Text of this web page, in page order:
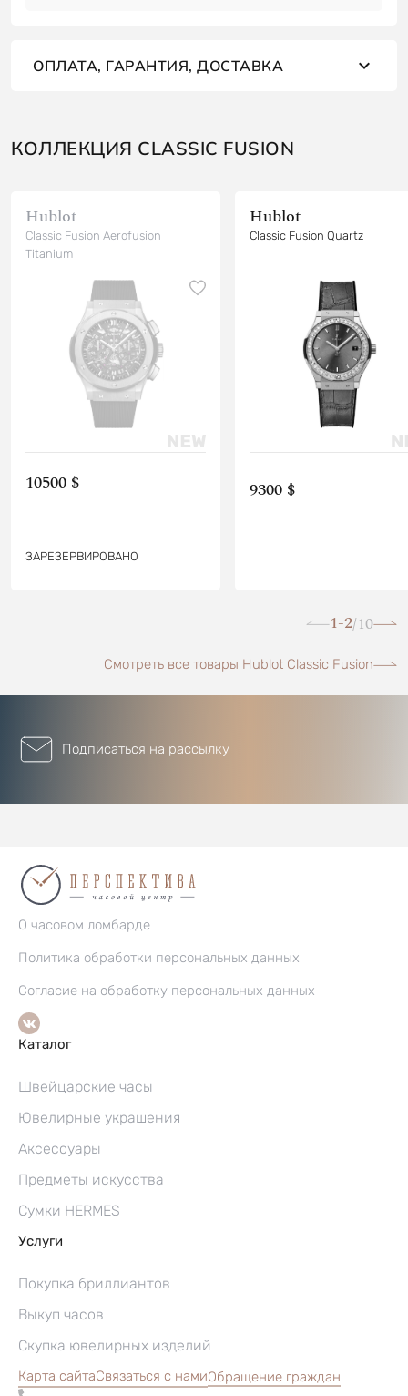
ОПЛАТА, ГАРАНТИЯ, ДОСТАВКА
КОЛЛЕКЦИЯ CLASSIC FUSION
Hublot
Classic Fusion Aerofusion
Titanium
10500 $
ЗАРЕЗЕРВИРОВАНО
Hublot
Classic Fusion Quartz
9300 $
1-2/10
Смотреть все товары Hublot Classic Fusion
Подписаться на рассылку
О часовом ломбарде
Политика обработки персональных данных
Согласие на обработку персональных данных
Каталог
Швейцарские часы
Ювелирные украшения
Аксессуары
Предметы искусства
Сумки HERMES
Услуги
Покупка бриллиантов
Выкуп часов
Скупка ювелирных изделий
Карта сайтаСвязаться с намиОбращение граждан